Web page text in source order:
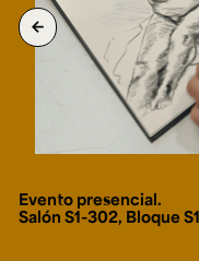
Configuración de
Reconocimiento
de mayo de 1964.
Resolución 28 del 23
Posgrados
Ext. 4925
arrow_back
Evento presencial.
Salón S1-302, Bloque